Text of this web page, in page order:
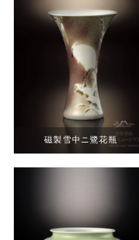
磁製雪中ニ鷺花瓶